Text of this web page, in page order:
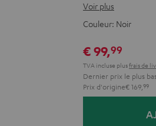
Voir plus
Couleur: Noir
€ 99,99
TVA incluse plusfrais de
Dernier prix le plus
Prix d'origine€ 169, 99